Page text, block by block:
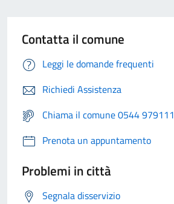
Contatta il comune
Leggi le domande frequenti
Richiedi Assistenza
Chiama il comune 0544 979111
Prenota un appuntamento
Problemi in città
Segnala disservizio